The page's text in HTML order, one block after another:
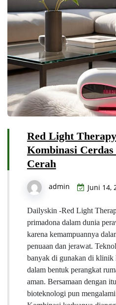
Red Light
Kombinasi
Cerah
admin Juni 14,
Dailyskin -Red Light
primadona dalam dunia
karena kemampuannya
penuaan dan jerawat.
banyak di gunakan di
dalam bentuk perangkat
aman. Bersamaan dengan
bioteknologi pun